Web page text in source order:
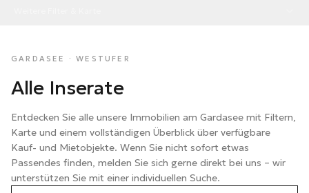
GARDASEE · WESTUFER
Alle Inserate
Entdecken Sie alle unsere Immobilien am Gardasee mit Filtern,
Karte und einem vollständigen Überblick über verfügbare
Kauf- und Mietobjekte. Wenn Sie nicht sofort etwas
Passendes finden, melden Sie sich gerne direkt bei uns – wir
unterstützen Sie mit einer individuellen Suche.